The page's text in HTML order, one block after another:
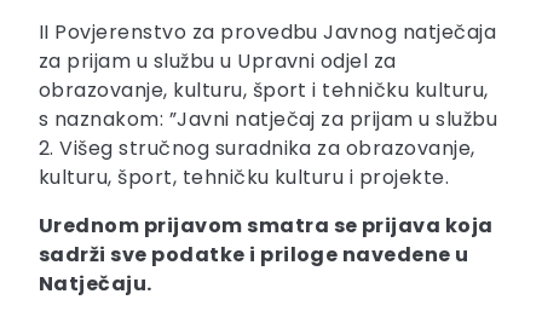
II Povjerenstvo za provedbu Javnog natječaja
za prijam u službu u Upravni odjel za
obrazovanje, kulturu, šport i tehničku kulturu,
s naznakom: ”Javni natječaj za prijam u službu
2. Višeg stručnog suradnika za obrazovanje,
kulturu, šport, tehničku kulturu i projekte.
Urednom prijavom smatra se prijava koja
sadrži sve podatke i priloge navedene u
Natječaju.